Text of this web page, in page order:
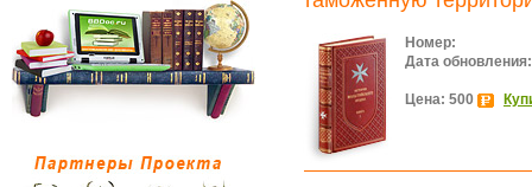
Номер:
Дата обновления:
Цена: 500